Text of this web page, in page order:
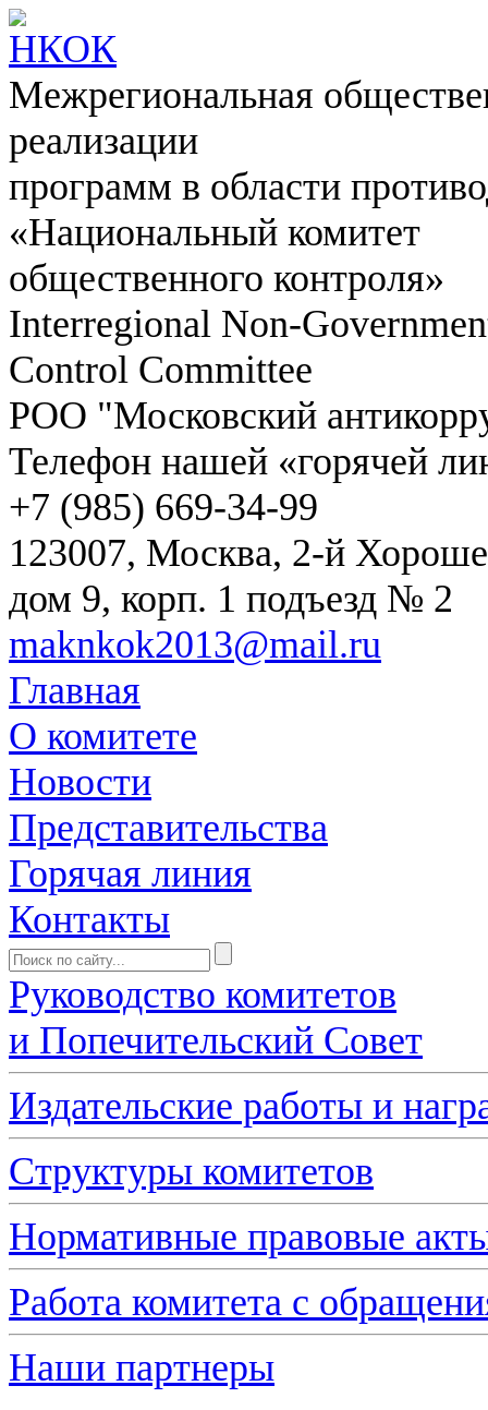
Межрегиональная
реализации
программ в области
«Национальный комитет
общественного контроля»
Interregional Non-
Control Committee
РОО "Московский
Телефон нашей «горячей
+7 (985) 669-34-99
123007, Москва, 2-й
дом 9, корп. 1 подъезд № 2
maknkok2013@mail.ru
Главная
О комитете
Новости
Представительства
Горячая линия
Контакты
Руководство комитетов
и Попечительский Совет
Издательские работы и
Структуры комитетов
Нормативные правовые
Работа комитета с
Наши партнеры